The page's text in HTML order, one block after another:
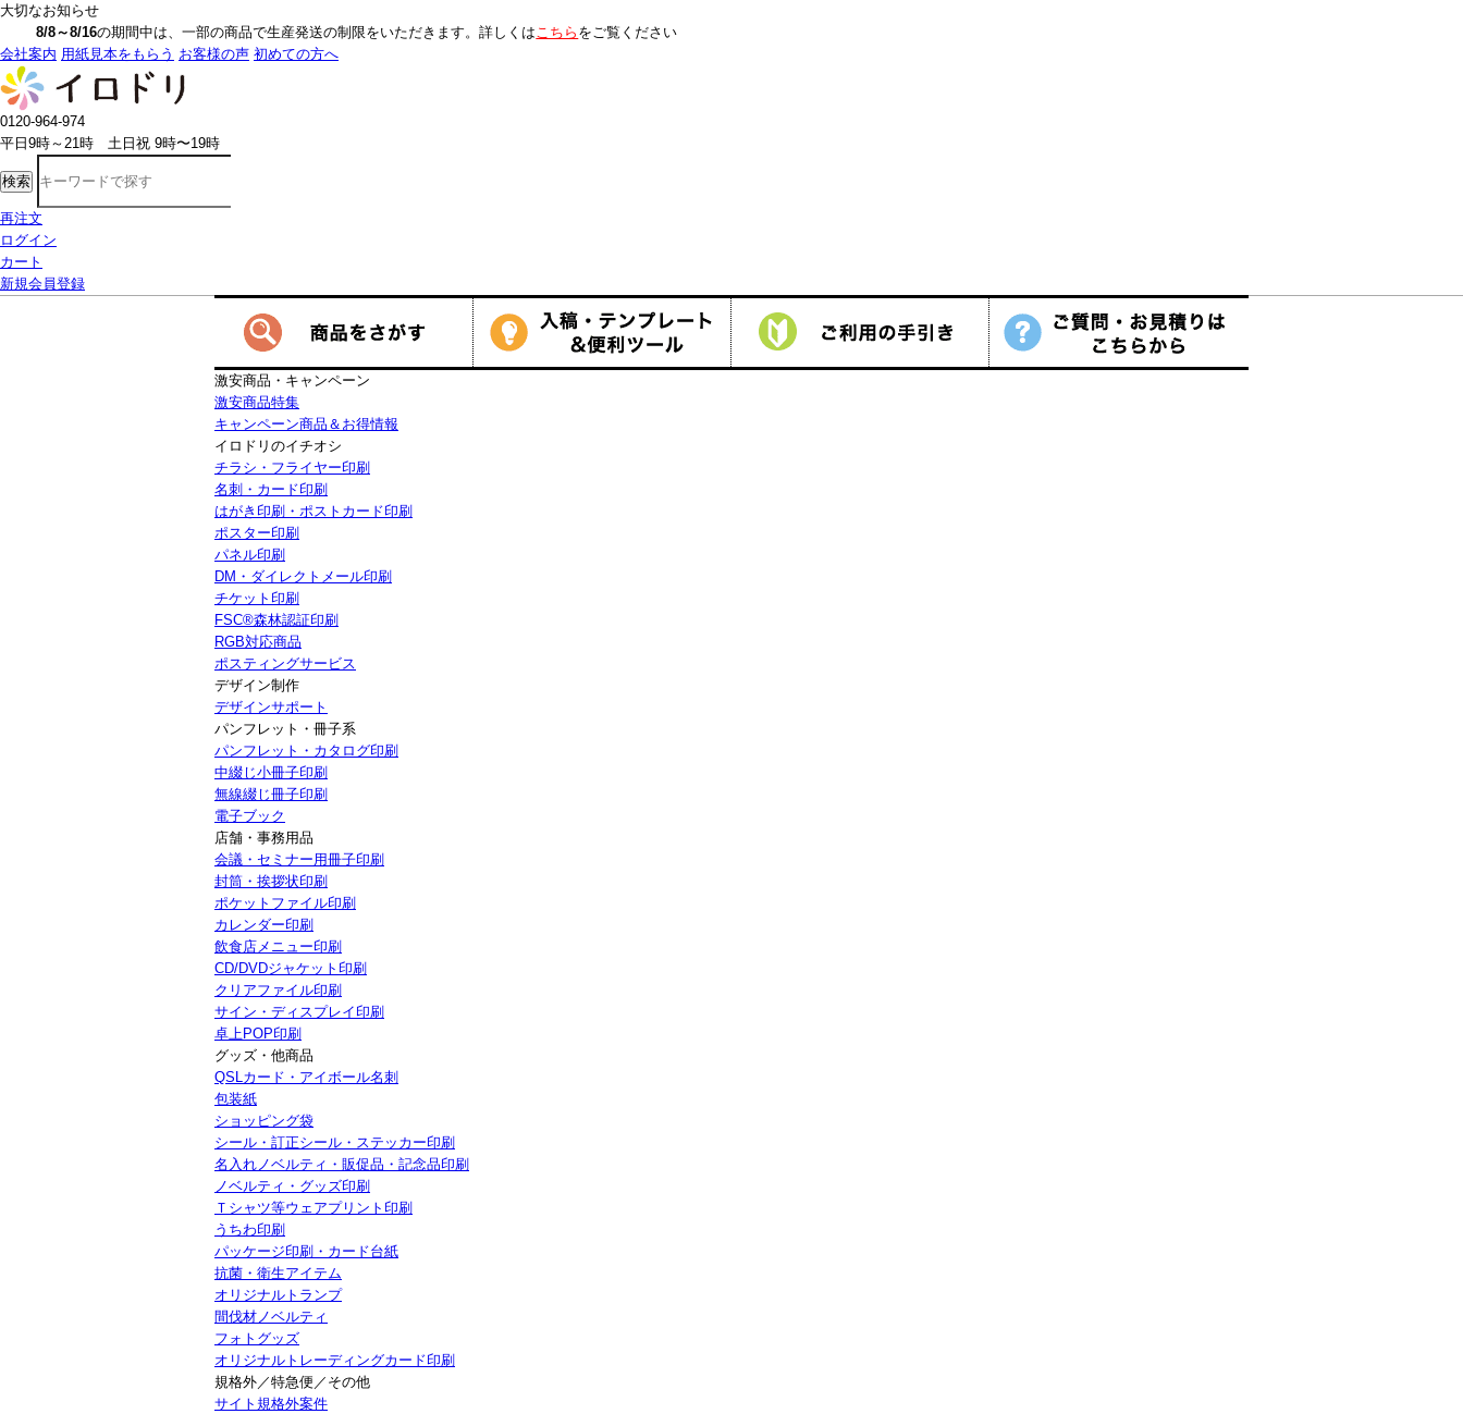
大切なお知らせ
8/8～8/16の期間中は、一部の商品で生産発送の制限をいただきます。詳しくは こちらをご覧ください
会社案内 用紙見本をもらう お客様の声 初めての方へ
0120-964-974
平日9時～21時 土日祝 9時〜19時
検索
再注文
ログイン
カート
新規会員登録
激安商品・キャンペーン
激安商品特集
キャンペーン商品＆お得情報
イロドリのイチオシ
チラシ・フライヤー印刷
名刺・カード印刷
はがき印刷・ポストカード印刷
ポスター印刷
パネル印刷
DM・ダイレクトメール印刷
チケット印刷
FSC®森林認証印刷
RGB対応商品
ポスティングサービス
デザイン制作
デザインサポート
パンフレット・冊子系
パンフレット・カタログ印刷
中綴じ小冊子印刷
無線綴じ冊子印刷
電子ブック
店舗・事務用品
会議・セミナー用冊子印刷
封筒・挨拶状印刷
ポケットファイル印刷
カレンダー印刷
飲食店メニュー印刷
CD/DVDジャケット印刷
クリアファイル印刷
サイン・ディスプレイ印刷
卓上POP印刷
グッズ・他商品
QSLカード・アイボール名刺
包装紙
ショッピング袋
シール・訂正シール・ステッカー印刷
名入れノベルティ・販促品・記念品印刷
ノベルティ・グッズ印刷
Ｔシャツ等ウェアプリント印刷
うちわ印刷
パッケージ印刷・カード台紙
抗菌・衛生アイテム
オリジナルトランプ
間伐材ノベルティ
フォトグッズ
オリジナルトレーディングカード印刷
規格外／特急便／その他
サイト規格外案件